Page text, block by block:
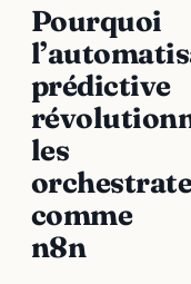
Pourquoi
prédictive
les
comme
n8n